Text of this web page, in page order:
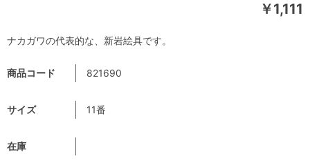
￥1,111
商品コード 821690
サイズ 11番
在庫
ナカガワの代表的な、新岩絵具です。